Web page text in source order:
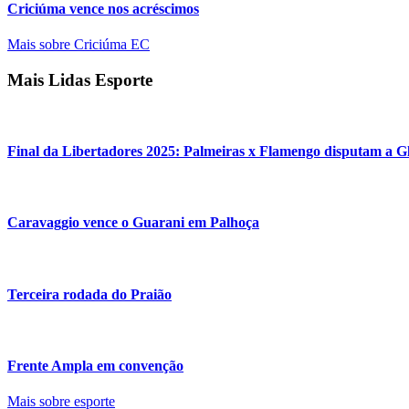
Criciúma vence nos acréscimos
Mais sobre Criciúma EC
Mais Lidas Esporte
Final da Libertadores 2025: Palmeiras x Flamengo disputam a
Caravaggio vence o Guarani em Palhoça
Terceira rodada do Praião
Frente Ampla em convenção
Mais sobre esporte